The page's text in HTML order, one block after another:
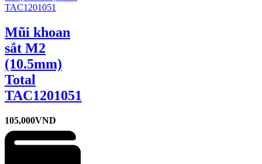
Mũi khoan
sắt M2
(10.5mm)
Total
TAC1201051
105,000VND